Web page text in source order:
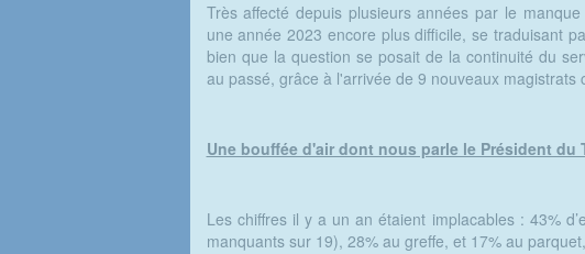
Très affecté depuis plusieurs années par le
une année 2023 encore plus difficile, se traduisant
bien que la question se posait de la continuité du
au passé, grâce à l'arrivée de 9 nouveaux magistrats
Une bouffée d'air dont nous parle le Président
Les chiffres il y a un an étaient implacables : 43%
manquants sur 19), 28% au greffe, et 17% au